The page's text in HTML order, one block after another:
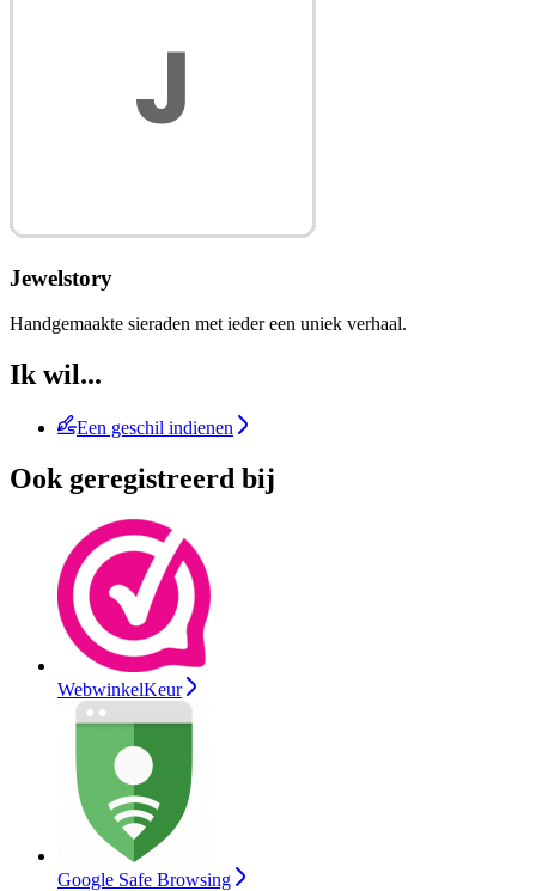
Jewelstory
Handgemaakte sieraden met ieder een uniek verhaal.
Ik wil...
Een geschil indienen
Ook geregistreerd bij
WebwinkelKeur
Google Safe Browsing